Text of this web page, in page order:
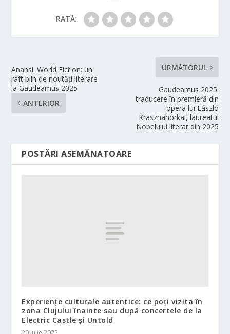
RATĂ:
Anansi. World Fiction: un
raft plin de noutăți literare
la Gaudeamus 2025
ANTERIOR
URMĂTORUL
Gaudeamus 2025:
traducere în premieră din
opera lui László
Krasznahorkai, laureatul
Nobelului literar din 2025
POSTĂRI ASEMĂNATOARE
Experiențe culturale autentice: ce poți vizita în
zona Clujului înainte sau după concertele de la
Electric Castle și Untold